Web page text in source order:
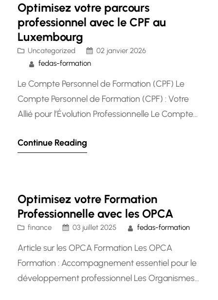
Optimisez votre parcours
professionnel avec le CPF au
Luxembourg
Uncategorized
02 janvier 2026
fedas-formation
Le Compte Personnel de Formation (CPF) Le
Compte Personnel de Formation (CPF) : Votre
Allié pour l’Évolution Professionnelle Le Compte
essentiel pour le développement des
Continue Reading
Optimisez votre Formation
Professionnelle avec les OPCA
finance 03 juillet 2025 fedas-formation
Article sur les OPCA Formation Les OPCA
Formation : Accompagnement essentiel pour le
développement professionnel Les Organismes